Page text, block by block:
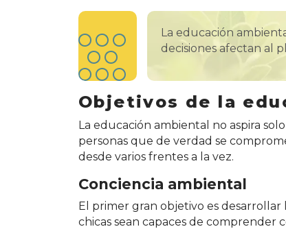
La educación
decisiones afectan al
Objetivos de la
La educación ambiental no aspira
personas que de verdad se
desde varios frentes a la vez.
Conciencia ambiental
El primer gran objetivo es desarrollar
chicas sean capaces de comprender